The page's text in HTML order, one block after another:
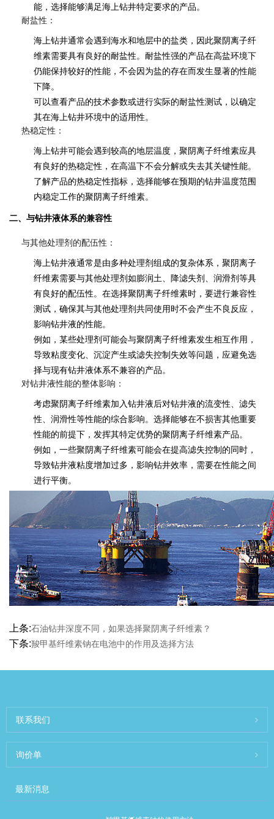
能，选择能够满足海上钻井特定要求的产品。
耐盐性：
海上钻井通常会遇到海水和地层中的盐类，因此聚阴离子纤
维素需要具有良好的耐盐性。耐盐性强的产品在高盐环境下
仍能保持较好的性能，不会因为盐的存在而发生显著的性能
下降。
可以查看产品的技术参数或进行实际的耐盐性测试，以确定
其在海上钻井环境中的适用性。
热稳定性：
海上钻井可能会遇到较高的地层温度，聚阴离子纤维素应具
有良好的热稳定性，在高温下不会分解或失去其关键性能。
了解产品的热稳定性指标，选择能够在预期的钻井温度范围
内稳定工作的聚阴离子纤维素。
二、与钻井液体系的兼容性
与其他处理剂的配伍性：
海上钻井液通常是由多种处理剂组成的复杂体系，聚阴离子
纤维素需要与其他处理剂如膨润土、降滤失剂、润滑剂等具
有良好的配伍性。在选择聚阴离子纤维素时，要进行兼容性
测试，确保其与其他处理剂共同使用时不会产生不良反应，
影响钻井液的性能。
例如，某些处理剂可能会与聚阴离子纤维素发生相互作用，
导致粘度变化、沉淀产生或滤失控制失效等问题，应避免选
择与现有钻井液体系不兼容的产品。
对钻井液性能的整体影响：
考虑聚阴离子纤维素加入钻井液后对钻井液的流变性、滤失
性、润滑性等性能的综合影响。选择能够在不损害其他重要
性能的前提下，发挥其特定优势的聚阴离子纤维素产品。
例如，一些聚阴离子纤维素可能会在提高滤失控制的同时，
导致钻井液粘度增加过多，影响钻井效率，需要在性能之间
进行平衡。
上条:石油钻井深度不同，如果选择聚阴离子纤维素？
下条:羧甲基纤维素钠在电池中的作用及选择方法
联系我们
询价单
最新消息